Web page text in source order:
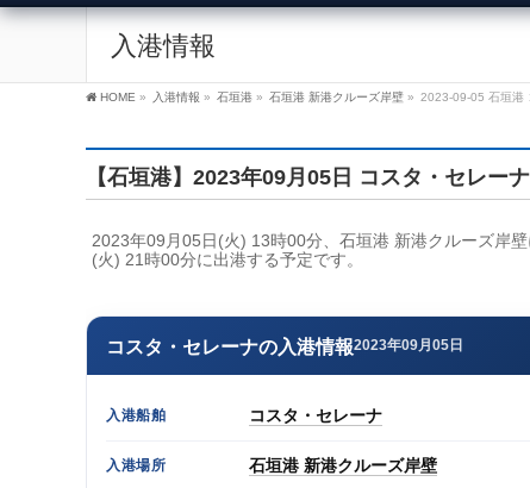
入港情報
HOME » 入港情報 » 石垣港 » 石垣港 新港クルーズ岸壁 » 2023-09-05 石垣港
【石垣港】2023年09月05日 コスタ・セレーナ
2023年09月05日(火) 13時00分、石垣港 新港クルーズ岸
(火) 21時00分に出港する予定です。
コスタ・セレーナの入港情報2023年09月05日
入港船舶 コスタ・セレーナ
入港場所 石垣港 新港クルーズ岸壁